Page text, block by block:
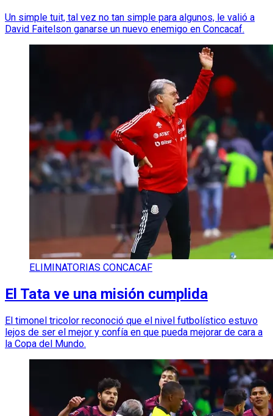
Un simple tuit, tal vez no tan simple para algunos, le valió a
David Faitelson ganarse un nuevo enemigo en Concacaf.
ELIMINATORIAS CONCACAF
El Tata ve una misión cumplida
El timonel tricolor reconoció que el nivel futbolístico estuvo
lejos de ser el mejor y confía en que pueda mejorar de cara a
la Copa del Mundo.